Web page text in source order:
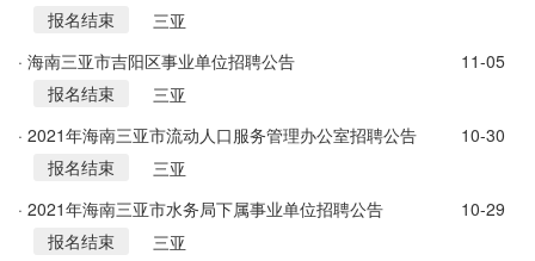
报名结束
三亚
· 海南三亚市吉阳区事业单位招聘公告
11-05
报名结束
三亚
· 2021年海南三亚市流动人口服务管理办公室招聘公告
10-30
报名结束
三亚
· 2021年海南三亚市水务局下属事业单位招聘公告
10-29
报名结束
三亚